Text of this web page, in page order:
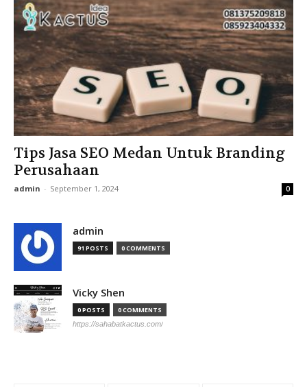
Tips Jasa SEO Medan Untuk Branding
Perusahaan
admin - September 1, 2024 0
admin
91 POSTS 0 COMMENTS
Vicky Shen
0 POSTS 0 COMMENTS
https://sahabatkactus.com/